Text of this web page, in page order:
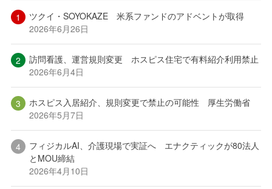
ツクイ・SOYOKAZE 米系ファンドのアドベントが取得
2026年6月26日
訪問看護、運営規則変更 ホスピス住宅で有料紹介利用禁止
2026年6月4日
ホスピス入居紹介、規則変更で禁止の可能性 厚生労働省
2026年5月7日
フィジカルAI、介護現場で実証へ エナクティックが80法人
とMOU締結
2026年4月10日